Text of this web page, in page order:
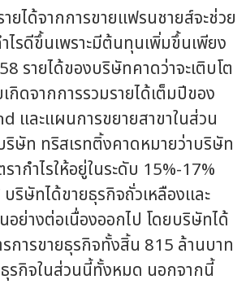
ยได้จากการขายแฟรนชายส์จะช่วย
ไรดีขึ้นเพราะมีต้นทุนเพิ่มขึ้นเพียง
รายได้ของบริษัทคาดว่าจะเติบโต
กิดจากการรวมรายได้เต็มปีของ
และแผนการขยายสาขาในส่วน
ริษัท ทริสเรทติ้งคาดหมายว่าบริษัท
ากำไรให้อยู่ในระดับ 15%-17%
ทได้ขายธุรกิจถั่วเหลืองและ
ย่างต่อเนื่องออกไป โดยบริษัทได้
รการขายธุรกิจทั้งสิ้น 815 ล้านบาท
ธุรกิจในส่วนนี้ทั้งหมด นอกจากนี้